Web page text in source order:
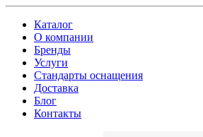
Каталог
О компании
Бренды
Услуги
Стандарты оснащения
Доставка
Блог
Контакты